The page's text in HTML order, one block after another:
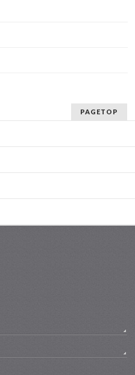
PAGETOP